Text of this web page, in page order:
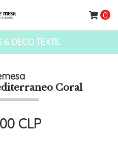
& DECO TEXTIL
0
Coral
CLP